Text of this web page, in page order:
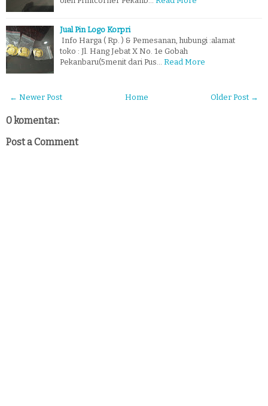
Jual Pin Logo Korpri
Info Harga ( Rp. ) & Pemesanan, hubungi :alamat
toko : Jl. Hang Jebat X No. 1e Gobah
Pekanbaru(5menit dari Pus…
Read More
← Newer Post Older Post →
Home
0 komentar:
Post a Comment